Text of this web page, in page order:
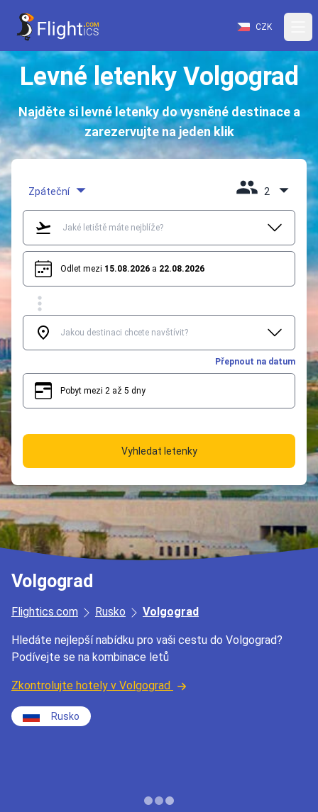
CZK
Levné letenky Volgograd
Najděte si levné letenky do vysněné destinace a
zarezervujte na jeden klik
Zpáteční 2
Odlet mezi 15.08.2026 a 22.08.2026
Přepnout na datum
Pobyt mezi 2 až 5 dny
Vyhledat letenky
Volgograd
Flightics.com Rusko Volgograd
Hledáte nejlepší nabídku pro vaši cestu do Volgograd?
Podívejte se na kombinace letů
Zkontrolujte hotely v Volgograd
Rusko